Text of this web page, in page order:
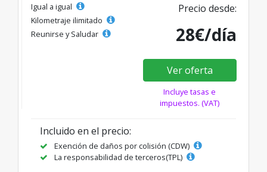
Igual a igual
Kilometraje ilimitado
Reunirse y Saludar
Precio desde:
28€/día
Ver oferta
Incluye tasas e
impuestos. (VAT)
Incluido en el precio:
Exención de daños por colisión (CDW)
La responsabilidad de terceros(TPL)